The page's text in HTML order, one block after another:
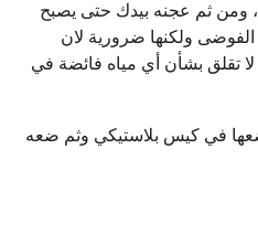
ومن ثم عجنه بيدك حتى يصبح
ولكنها ضرورية لان
لا تقلق بشأن أي مياه فائضة في
ضعها في كيس بلاستيكي وثم ضعه